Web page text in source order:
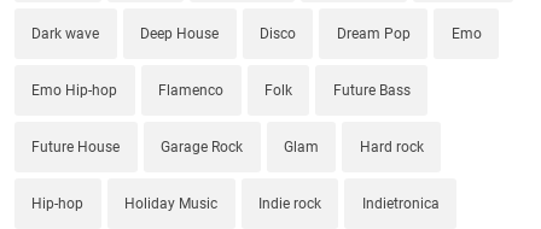
Dark wave Deep House Disco Dream Pop Emo
Emo Hip-hop Flamenco Folk Future Bass
Future House Garage Rock Glam Hard rock
Hip-hop Holiday Music Indie rock Indietronica